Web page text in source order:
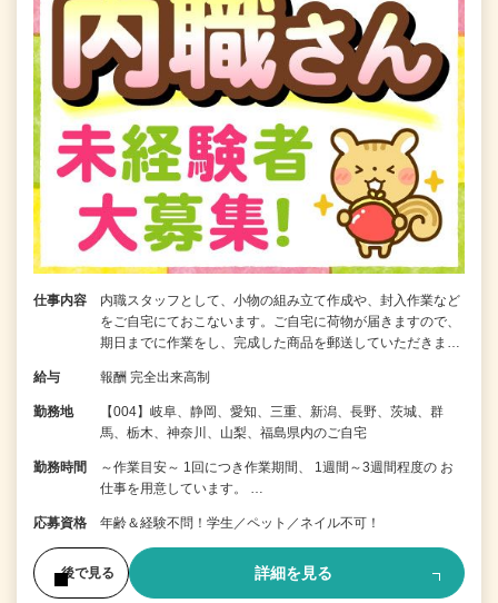
仕事内容
内職スタッフとして、小物の組み立て作成や、封入作業など
をご自宅にておこないます。ご自宅に荷物が届きますので、
期日までに作業をし、完成した商品を郵送していただきま…
給与 報酬 完全出来高制
勤務地
【004】岐阜、静岡、愛知、三重、新潟、長野、茨城、群
馬、栃木、神奈川、山梨、福島県内のご自宅
勤務時間
～作業目安～ 1回につき作業期間、 1週間～3週間程度の お
仕事を用意しています。 …
応募資格 年齢＆経験不問！学生／ペット／ネイル不可！
後で見る 詳細を見る